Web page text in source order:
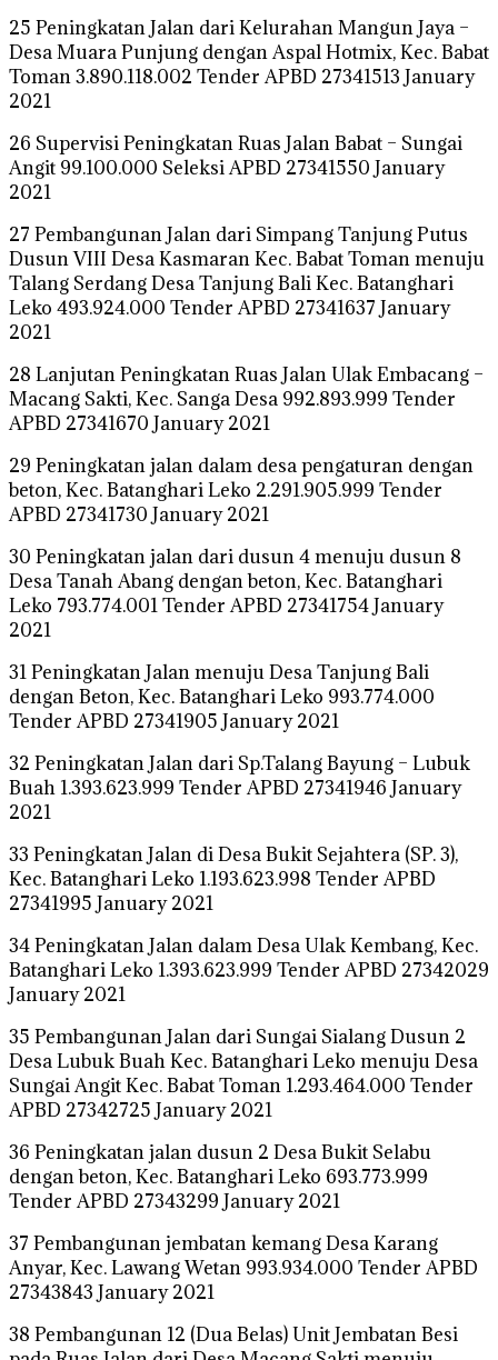
25 Peningkatan Jalan dari Kelurahan Mangun Jaya –
Desa Muara Punjung dengan Aspal Hotmix, Kec. Babat
Toman 3.890.118.002 Tender APBD 27341513 January
2021
26 Supervisi Peningkatan Ruas Jalan Babat – Sungai
Angit 99.100.000 Seleksi APBD 27341550 January
2021
27 Pembangunan Jalan dari Simpang Tanjung Putus
Dusun VIII Desa Kasmaran Kec. Babat Toman menuju
Talang Serdang Desa Tanjung Bali Kec. Batanghari
Leko 493.924.000 Tender APBD 27341637 January
2021
28 Lanjutan Peningkatan Ruas Jalan Ulak Embacang –
Macang Sakti, Kec. Sanga Desa 992.893.999 Tender
APBD 27341670 January 2021
29 Peningkatan jalan dalam desa pengaturan dengan
beton, Kec. Batanghari Leko 2.291.905.999 Tender
APBD 27341730 January 2021
30 Peningkatan jalan dari dusun 4 menuju dusun 8
Desa Tanah Abang dengan beton, Kec. Batanghari
Leko 793.774.001 Tender APBD 27341754 January
2021
31 Peningkatan Jalan menuju Desa Tanjung Bali
dengan Beton, Kec. Batanghari Leko 993.774.000
Tender APBD 27341905 January 2021
32 Peningkatan Jalan dari Sp.Talang Bayung – Lubuk
Buah 1.393.623.999 Tender APBD 27341946 January
2021
33 Peningkatan Jalan di Desa Bukit Sejahtera (SP. 3),
Kec. Batanghari Leko 1.193.623.998 Tender APBD
27341995 January 2021
34 Peningkatan Jalan dalam Desa Ulak Kembang, Kec.
Batanghari Leko 1.393.623.999 Tender APBD 27342029
January 2021
35 Pembangunan Jalan dari Sungai Sialang Dusun 2
Desa Lubuk Buah Kec. Batanghari Leko menuju Desa
Sungai Angit Kec. Babat Toman 1.293.464.000 Tender
APBD 27342725 January 2021
36 Peningkatan jalan dusun 2 Desa Bukit Selabu
dengan beton, Kec. Batanghari Leko 693.773.999
Tender APBD 27343299 January 2021
37 Pembangunan jembatan kemang Desa Karang
Anyar, Kec. Lawang Wetan 993.934.000 Tender APBD
27343843 January 2021
38 Pembangunan 12 (Dua Belas) Unit Jembatan Besi